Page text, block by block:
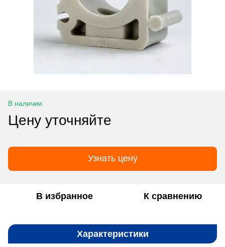
В наличии
Цену уточняйте
Узнать цену
В избранное К сравнению
Характеристики